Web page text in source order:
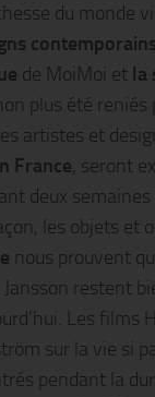
du monde
contemporains
de MoiMoi et la
plus été
artistes et
France, seront
deux semaines
les objets et
nous prouvent
Jansson restent
Les films
sur la vie si
pendant la